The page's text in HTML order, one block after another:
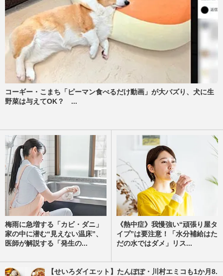
コーギー・こまち「ピーマン食べるだけ動画」が大バズり、犬に生
野菜は与えてOK？ ...
梅雨に急増する「カビ・ダニ」
家の中に潜む“見えない温床”、
医師が解説する「発生の...
《熱中症》我慢強い“頑張り屋タ
イプ”は要注意！「水分補給はた
だの水ではダメ」リス...
【せいろダイエット】たんぽぽ・川村エミコも1か月8.